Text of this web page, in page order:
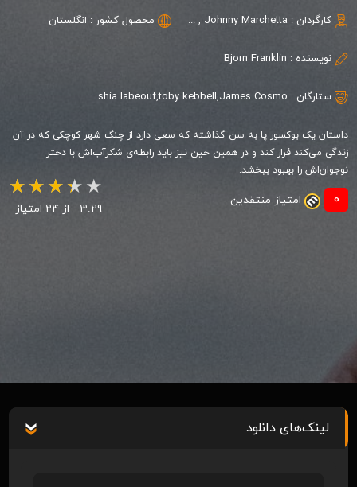
کارگردان : Bjorn Franklin, Johnny Marchetta محصول کشور : انگلستان
نویسنده : Bjorn Franklin
ستارگان : shia labeouf,toby kebbell,James Cosmo
داستان یک بوکسور پا به سن گذاشته که سعی دارد از چنگ شهر کوچکی که در آن
زندگی می‌کند فرار کند و در همین حین نیز باید رابطه‌ی شکرآب‌اش با دختر
نوجوان‌اش را بهبود ببخشد.
0 امتیاز منتقدین
3.29 از 24 امتیاز
لینک‌های دانلود